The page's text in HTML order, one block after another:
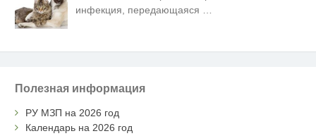
инфекция, передающаяся
Полезная информация
РУ МЗП на 2026 год
Календарь на 2026 год